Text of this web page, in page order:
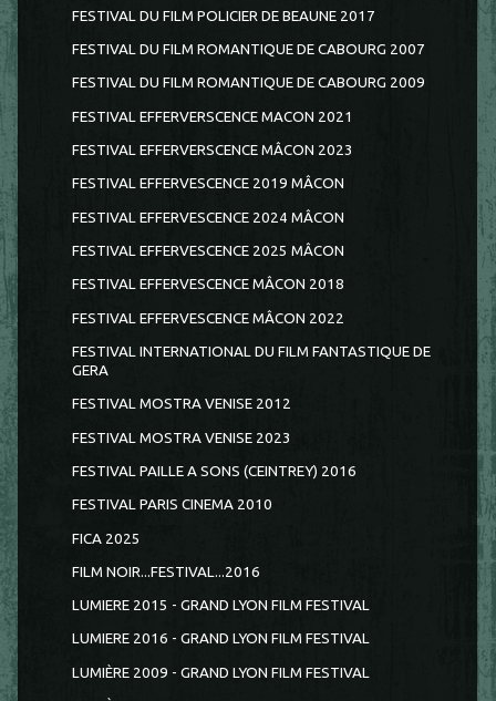
FESTIVAL DU FILM POLICIER DE BEAUNE 2017
FESTIVAL DU FILM ROMANTIQUE DE CABOURG 2007
FESTIVAL DU FILM ROMANTIQUE DE CABOURG 2009
FESTIVAL EFFERVERSCENCE MACON 2021
FESTIVAL EFFERVERSCENCE MÂCON 2023
FESTIVAL EFFERVESCENCE 2019 MÂCON
FESTIVAL EFFERVESCENCE 2024 MÂCON
FESTIVAL EFFERVESCENCE 2025 MÂCON
FESTIVAL EFFERVESCENCE MÂCON 2018
FESTIVAL EFFERVESCENCE MÂCON 2022
FESTIVAL INTERNATIONAL DU FILM FANTASTIQUE DE
GERA
FESTIVAL MOSTRA VENISE 2012
FESTIVAL MOSTRA VENISE 2023
FESTIVAL PAILLE A SONS (CEINTREY) 2016
FESTIVAL PARIS CINEMA 2010
FICA 2025
FILM NOIR...FESTIVAL...2016
LUMIERE 2015 - GRAND LYON FILM FESTIVAL
LUMIERE 2016 - GRAND LYON FILM FESTIVAL
LUMIÈRE 2009 - GRAND LYON FILM FESTIVAL